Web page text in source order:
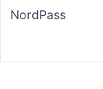
NordPass